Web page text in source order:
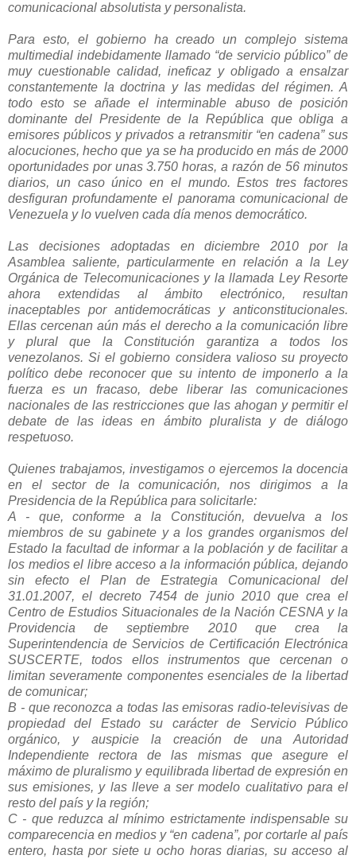
comunicacional absolutista y personalista.
Para esto, el gobierno ha creado un complejo sistema
multimedial indebidamente llamado “de servicio público” de
muy cuestionable calidad, ineficaz y obligado a ensalzar
constantemente la doctrina y las medidas del régimen. A
todo esto se añade el interminable abuso de posición
dominante del Presidente de la República que obliga a
emisores públicos y privados a retransmitir “en cadena” sus
alocuciones, hecho que ya se ha producido en más de 2000
oportunidades por unas 3.750 horas, a razón de 56 minutos
diarios, un caso único en el mundo. Estos tres factores
desfiguran profundamente el panorama comunicacional de
Venezuela y lo vuelven cada día menos democrático.
Las decisiones adoptadas en diciembre 2010 por la
Asamblea saliente, particularmente en relación a la Ley
Orgánica de Telecomunicaciones y la llamada Ley Resorte
ahora extendidas al ámbito electrónico, resultan
inaceptables por antidemocráticas y anticonstitucionales.
Ellas cercenan aún más el derecho a la comunicación libre
y plural que la Constitución garantiza a todos los
venezolanos. Si el gobierno considera valioso su proyecto
político debe reconocer que su intento de imponerlo a la
fuerza es un fracaso, debe liberar las comunicaciones
nacionales de las restricciones que las ahogan y permitir el
debate de las ideas en ámbito pluralista y de diálogo
respetuoso.
Quienes trabajamos, investigamos o ejercemos la docencia
en el sector de la comunicación, nos dirigimos a la
Presidencia de la República para solicitarle:
A - que, conforme a la Constitución, devuelva a los
miembros de su gabinete y a los grandes organismos del
Estado la facultad de informar a la población y de facilitar a
los medios el libre acceso a la información pública, dejando
sin efecto el Plan de Estrategia Comunicacional del
31.01.2007, el decreto 7454 de junio 2010 que crea el
Centro de Estudios Situacionales de la Nación CESNA y la
Providencia de septiembre 2010 que crea la
Superintendencia de Servicios de Certificación Electrónica
SUSCERTE, todos ellos instrumentos que cercenan o
limitan severamente componentes esenciales de la libertad
de comunicar;
B - que reconozca a todas las emisoras radio-televisivas de
propiedad del Estado su carácter de Servicio Público
orgánico, y auspicie la creación de una Autoridad
Independiente rectora de las mismas que asegure el
máximo de pluralismo y equilibrada libertad de expresión en
sus emisiones, y las lleve a ser modelo cualitativo para el
resto del país y la región;
C - que reduzca al mínimo estrictamente indispensable su
comparecencia en medios y “en cadena”, por cortarle al país
entero, hasta por siete u ocho horas diarias, su acceso al